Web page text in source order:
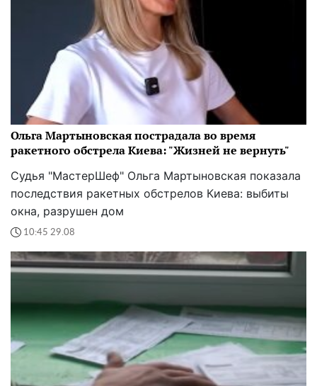
Ольга Мартыновская пострадала во время
ракетного обстрела Киева: "Жизней не вернуть"
Судья "МастерШеф" Ольга Мартыновская показала
последствия ракетных обстрелов Киева: выбиты
окна, разрушен дом
10:45 29.08